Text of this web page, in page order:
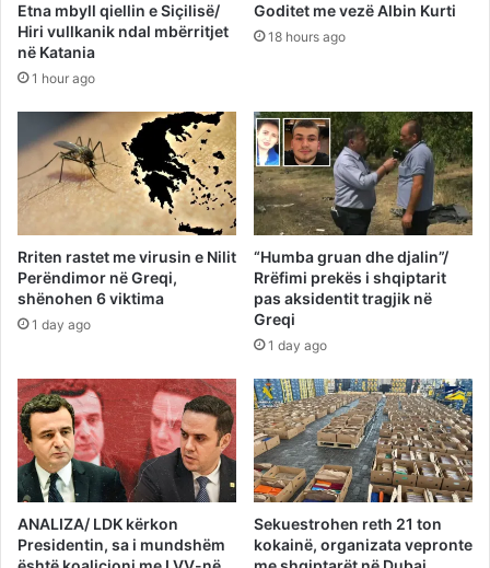
Etna mbyll qiellin e Siçilisë/
Hiri vullkanik ndal mbërritjet
në Katania
1 hour ago
Goditet me vezë Albin Kurti
18 hours ago
Rriten rastet me virusin e Nilit
Perëndimor në Greqi,
shënohen 6 viktima
1 day ago
“Humba gruan dhe djalin”/
Rrëfimi prekës i shqiptarit
pas aksidentit tragjik në
Greqi
1 day ago
ANALIZA/ LDK kërkon
Presidentin, sa i mundshëm
Sekuestrohen reth 21 ton
kokainë, organizata vepronte